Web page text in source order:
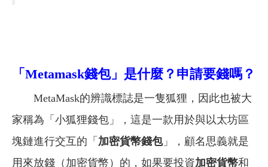
「Metamask錢包」是什麼？申請要錢嗎？
MetaMask的辨識標誌是一隻狐狸，因此也被大
家稱為「小狐狸錢包」，這是一款用於與以太坊區
塊鏈進行交互的「 加密貨幣錢包」，顧名思義就是
用來放錢（加密貨幣）的，如果要投資加密貨幣和